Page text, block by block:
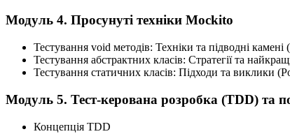
Модуль 4. Просунуті техніки Mockito
Тестування void методів: Техніки та підводні
Тестування абстрактних класів: Стратегії та
Тестування статичних класів: Підходи та виклики
Модуль 5. Тест-керована розробка (TDD) та
Концепція TDD